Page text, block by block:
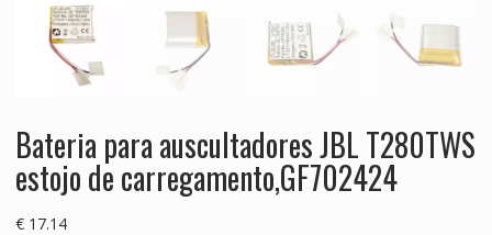
Bateria para auscultadores JBL T280TWS
estojo de carregamento,GF702424
€17.14